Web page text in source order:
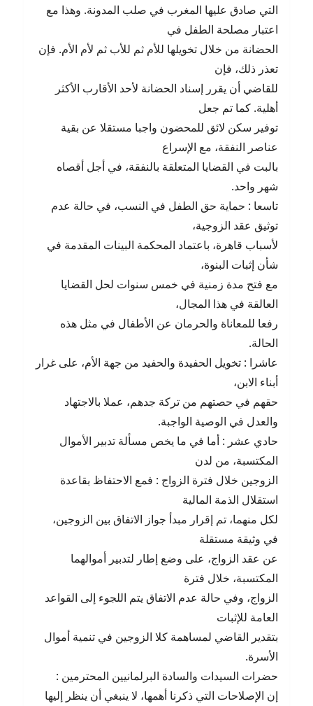
التي صادق عليها المغرب في صلب المدونة. وهذا مع
اعتبار مصلحة الطفل في
الحضانة من خلال تخويلها للأم ثم للأب ثم لأم الأم. فإن
تعذر ذلك، فإن
للقاضي أن يقرر إسناد الحضانة لأحد الأقارب الأكثر
أهلية. كما تم جعل
توفير سكن لائق للمحضون واجبا مستقلا عن بقية
عناصر النفقة، مع الإسراع
بالبت في القضايا المتعلقة بالنفقة، في أجل أقصاه
شهر واحد.
تاسعا : حماية حق الطفل في النسب، في حالة عدم
توثيق عقد الزوجية،
لأسباب قاهرة، باعتماد المحكمة البينات المقدمة في
شأن إثبات البنوة،
مع فتح مدة زمنية في خمس سنوات لحل القضايا
العالقة في هذا المجال،
رفعا للمعاناة والحرمان عن الأطفال في مثل هذه
الحالة.
عاشرا : تخويل الحفيدة والحفيد من جهة الأم، على غرار
أبناء الابن،
حقهم في حصتهم من تركة جدهم، عملا بالاجتهاد
والعدل في الوصية الواجبة.
حادي عشر : أما في ما يخص مسألة تدبير الأموال
المكتسبة، من لدن
الزوجين خلال فترة الزواج : فمع الاحتفاظ بقاعدة
استقلال الذمة المالية
لكل منهما، تم إقرار مبدأ جواز الاتفاق بين الزوجين،
في وثيقة مستقلة
عن عقد الزواج، على وضع إطار لتدبير أموالهما
المكتسبة، خلال فترة
الزواج، وفي حالة عدم الاتفاق يتم اللجوء إلى القواعد
العامة للإثبات
بتقدير القاضي لمساهمة كلا الزوجين في تنمية أموال
الأسرة.
حضرات السيدات والسادة البرلمانيين المحترمين :
إن الإصلاحات التي ذكرنا أهمها، لا ينبغي أن ينظر إليها